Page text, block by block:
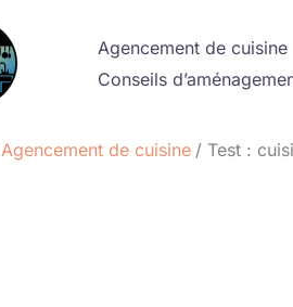
Agencement de cuisine
Conseils
Agencement de cuisine Test :